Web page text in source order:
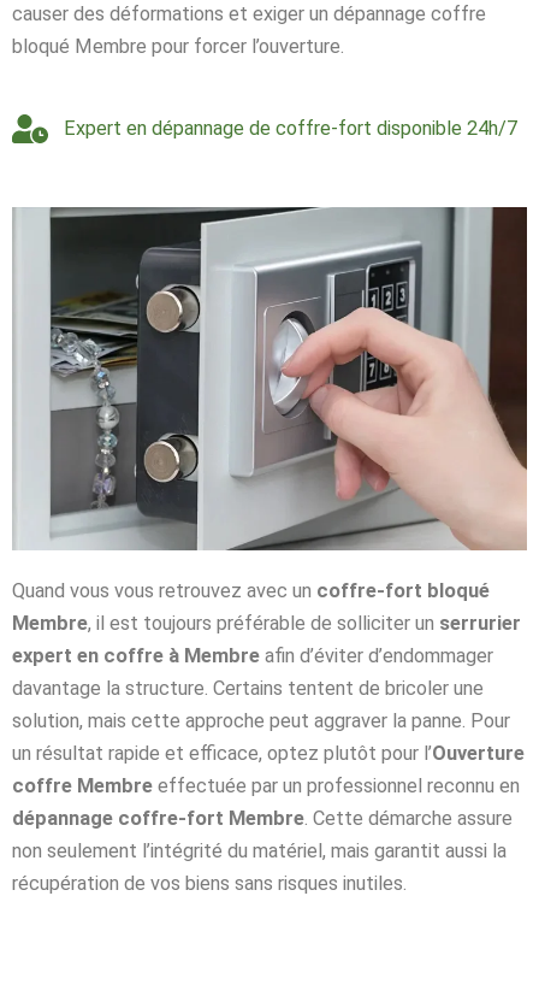
causer des déformations et exiger un dépannage coffre
bloqué Membre pour forcer l’ouverture.
Expert en dépannage de coffre-fort disponible 24h/7
Quand vous vous retrouvez avec un coffre-fort bloqué
Membre, il est toujours préférable de solliciter un serrurier
expert en coffre à Membre afin d’éviter d’endommager
davantage la structure. Certains tentent de bricoler une
solution, mais cette approche peut aggraver la panne. Pour
un résultat rapide et efficace, optez plutôt pour l’Ouverture
coffre Membre effectuée par un professionnel reconnu en
dépannage coffre-fort Membre. Cette démarche assure
non seulement l’intégrité du matériel, mais garantit aussi la
récupération de vos biens sans risques inutiles.